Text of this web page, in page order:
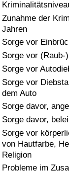
Zunahme der
Jahren
Sorge vor
Sorge vor (Raub-
Sorge vor
Sorge vor
dem Auto
Sorge davor,
Sorge davor,
Sorge vor
von Hautfarbe,
Religion
Probleme im
Kriminalitäts-